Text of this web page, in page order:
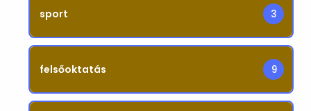
sport 3
felsőoktatás 9